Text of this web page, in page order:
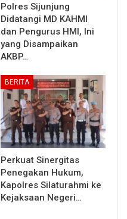
Polres Sijunjung
Didatangi MD KAHMI
dan Pengurus HMI, Ini
yang Disampaikan
AKBP…
BERITA
Perkuat Sinergitas
Penegakan Hukum,
Kapolres Silaturahmi ke
Kejaksaan Negeri…